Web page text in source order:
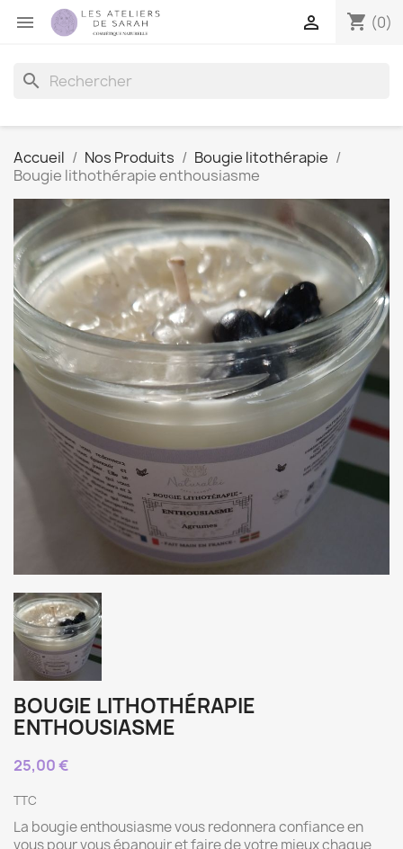
 shopping_cart (0)

search
Accueil Nos Produits
Bougie litothérapie
Bougie lithothérapie enthousiasme
BOUGIE LITHOTHÉRAPIE
ENTHOUSIASME
25,00 €
TTC
La bougie enthousiasme vous redonnera confiance en
vous pour vous épanouir et faire de votre mieux chaque